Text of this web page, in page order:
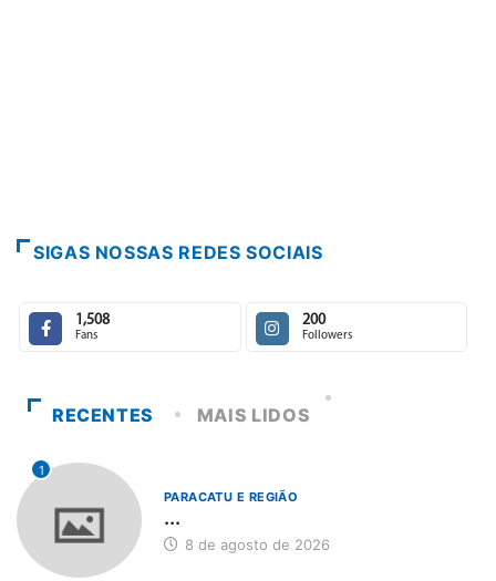
SIGAS NOSSAS REDES SOCIAIS
1,508
Fans
200
Followers
RECENTES MAIS LIDOS
1
PARACATU E REGIÃO
...
8 de agosto de 2026